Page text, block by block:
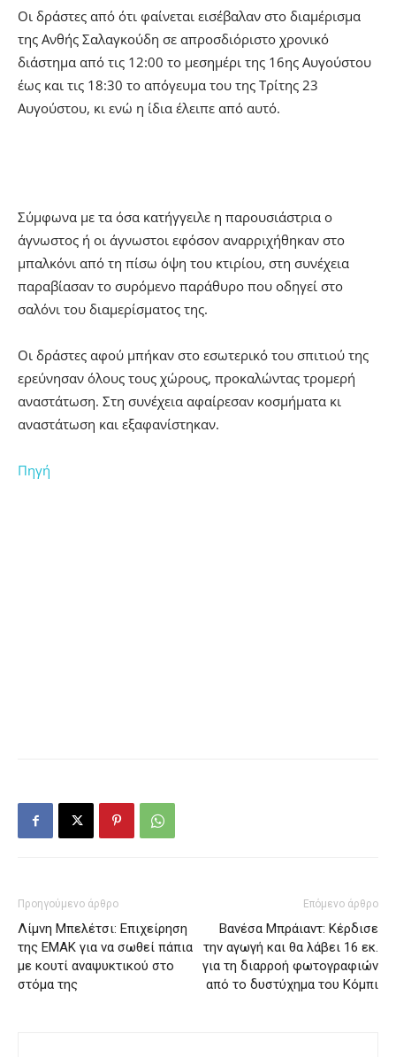
Οι δράστες από ότι φαίνεται εισέβαλαν στο διαμέρισμα
της Ανθής Σαλαγκούδη σε απροσδιόριστο χρονικό
διάστημα από τις 12:00 το μεσημέρι της 16ης Αυγούστου
έως και τις 18:30 το απόγευμα του της Τρίτης 23
Αυγούστου, κι ενώ η ίδια έλειπε από αυτό.
Σύμφωνα με τα όσα κατήγγειλε η παρουσιάστρια ο
άγνωστος ή οι άγνωστοι εφόσον αναρριχήθηκαν στο
μπαλκόνι από τη πίσω όψη του κτιρίου, στη συνέχεια
παραβίασαν το συρόμενο παράθυρο που οδηγεί στο
σαλόνι του διαμερίσματος της.
Οι δράστες αφού μπήκαν στο εσωτερικό του σπιτιού της
ερεύνησαν όλους τους χώρους, προκαλώντας τρομερή
αναστάτωση. Στη συνέχεια αφαίρεσαν κοσμήματα κι
αναστάτωση και εξαφανίστηκαν.
Πηγή
Προηγούμενο άρθρο
Λίμνη Μπελέτσι: Επιχείρηση
της ΕΜΑΚ για να σωθεί πάπια
με κουτί αναψυκτικού στο
στόμα της
Επόμενο άρθρο
Βανέσα Μπράιαντ: Κέρδισε
την αγωγή και θα λάβει 16 εκ.
για τη διαρροή φωτογραφιών
από το δυστύχημα του Κόμπι